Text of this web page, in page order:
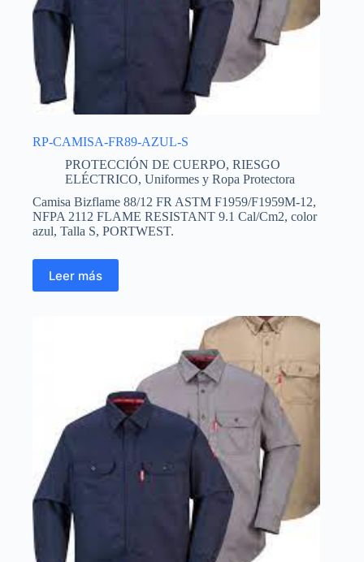
RP-CAMISA-FR89-AZUL-S
PROTECCIÓN DE CUERPO, RIESGO
ELÉCTRICO, Uniformes y Ropa Protectora
Camisa Bizflame 88/12 FR ASTM F1959/F1959M-12,
NFPA 2112 FLAME RESISTANT 9.1 Cal/Cm2, color
azul, Talla S, PORTWEST.
Leer más